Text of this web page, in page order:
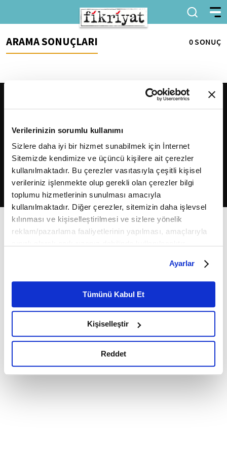
Verilerinizin sorumlu kullanımı
Sizlere daha iyi bir hizmet sunabilmek için İnternet
Sitemizde kendimize ve üçüncü kişilere ait çerezler
kullanılmaktadır. Bu çerezler vasıtasıyla çeşitli kişisel
verileriniz işlenmekte olup gerekli olan çerezler bilgi
toplumu hizmetlerinin sunulması amacıyla
kullanılmaktadır. Diğer çerezler, sitemizin daha işlevsel
kılınması ve kişiselleştirilmesi ve sizlere yönelik
reklam/pazarlama faaliyetlerinin yapılması, amaçlarıyla
belirleyebilirsiniz. Çerezlere ilişkin detaylı bilgi için
Ayarlar butonuna tıklayabilir,Çerez Bilgilendirme
Metnimizi ziyaret edebilirsiniz.
6698 sayılı Kişisel Verilerin Korunması Kanunu uyarınca
okumak ve sitemizi ziyaretiniz kapsamında
gerçekleştirilen veri işleme faaliyetleri ile ilgili daha
detaylı bilgi almak için lütfentıklayınız.
Ayarlar
Tümünü Kabul Et
Kişiselleştir
Reddet
ARAMA SONUÇLARI 0 SONUÇ
2026Fikriyat. Tüm hakları saklıdır.